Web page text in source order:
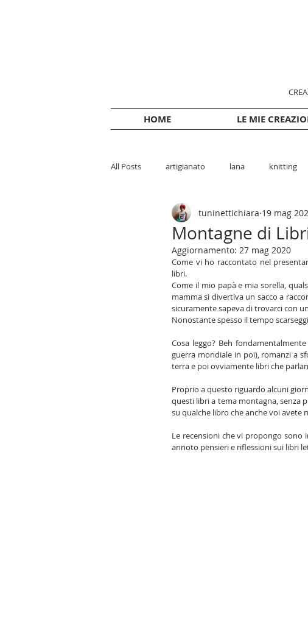
HOME LE MIE
All Posts artigianato lana knitting
Montagne di
tuninettichiara 19 mag
Aggiornamento: 27 mag 2020
Come vi ho raccontato nel
libri.
Come il mio papà e mia sorella,
mamma si divertiva un sacco a
sicuramente sapeva di trovarci con
Nonostante spesso il tempo
Cosa leggo? Beh
guerra mondiale in poi), romanzi a
terra e poi ovviamente libri che
Proprio a questo riguardo alcuni
questi libri a tema montagna, senza
su qualche libro che anche voi avete
Le recensioni che vi propongo
annoto pensieri e riflessioni sui libri